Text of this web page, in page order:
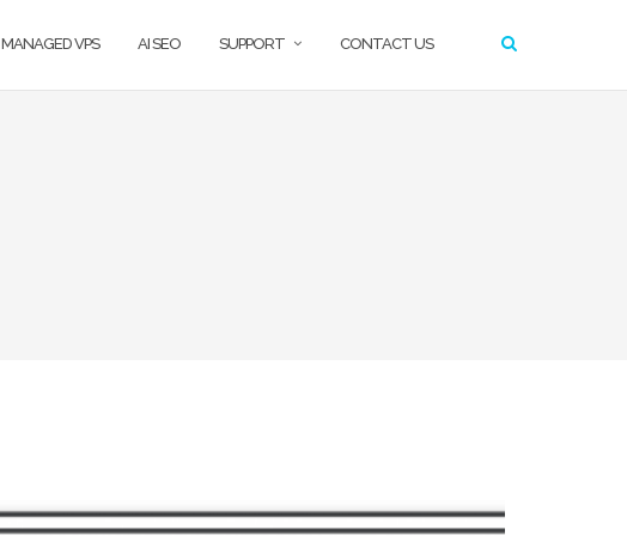
MANAGED VPS AI SEO SUPPORT CONTACT US